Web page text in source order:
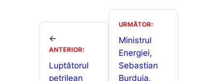
b
o
k
s
A
p
p
s
e
n
g
er
je
a
z
ă
←
ANTERIOR:
Luptătorul
petrilean
URMĂTOR:
Ministrul
Energiei,
Sebastian
Burduja,